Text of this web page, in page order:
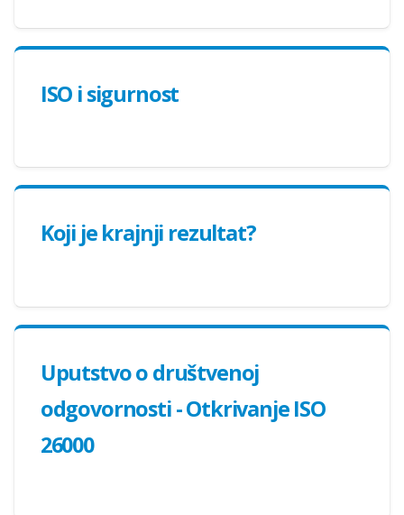
ISO i sigurnost
Koji je krajnji rezultat?
Uputstvo o društvenoj
odgovornosti - Otkrivanje ISO
26000